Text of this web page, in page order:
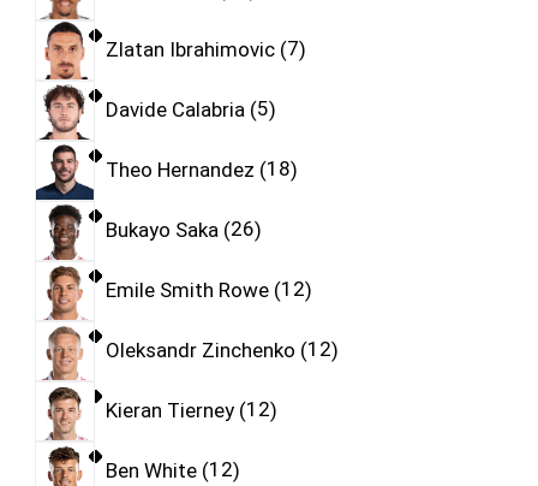
Zlatan Ibrahimovic 7
Davide Calabria 5
Theo Hernandez 18
Bukayo Saka 26
Emile Smith Rowe 12
Oleksandr Zinchenko 12
Kieran Tierney 12
Ben White 12